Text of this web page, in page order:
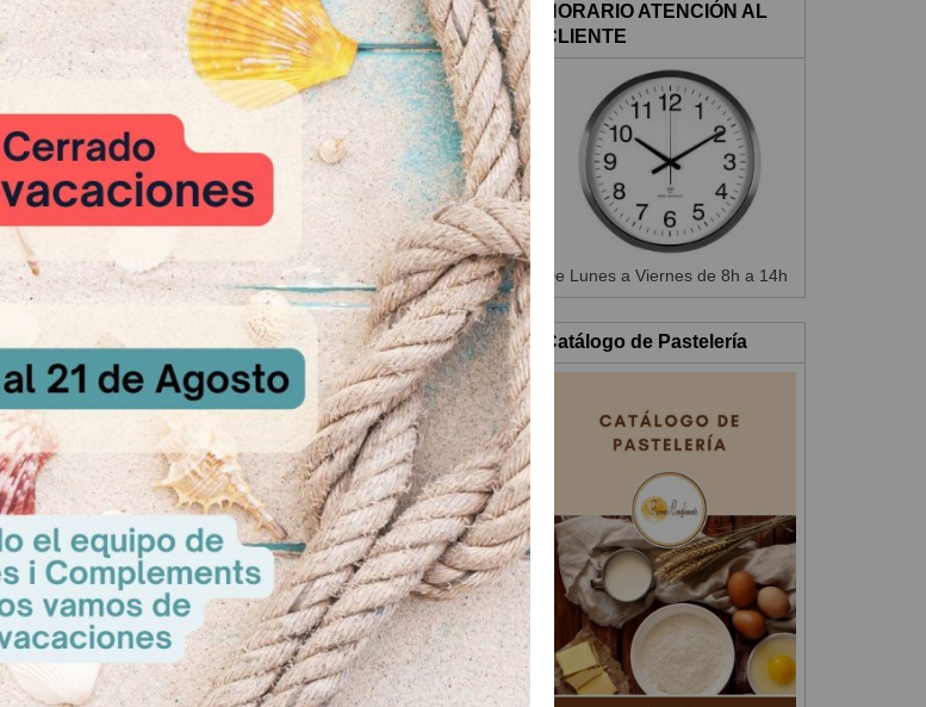
huevos y el agua durante 5 minutos aproximadamente, a tercera
y cocer durante 24 minutos aproximadamente a 180ºC.
cada bizcocho.
y mezclarla a la nata montada con el azúcar.
preparado de TARTUFINA.
bizcocho y colocar encima.
relleno y esparcir unas cuantas cerezas. Tapar con otro disco
con la nata restante y decorar con chocolate y cerezas.
HORARIO ATENCIÓN AL
CLIENTE
De Lunes a Viernes de 8h a 14h
Catálogo de Pastelería